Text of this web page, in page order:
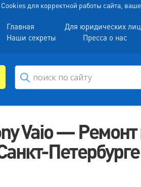
для корректной работы сайта,
Главная Для юридических лиц
Наши секреты
Пресса о нас
Vaio — Ремонт